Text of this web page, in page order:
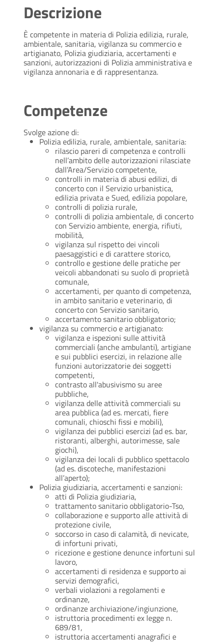
Descrizione
È competente in materia di Polizia edilizia, rurale,
ambientale, sanitaria, vigilanza su commercio e
artigianato, Polizia giudiziaria, accertamenti e
sanzioni, autorizzazioni di Polizia amministrativa e
vigilanza annonaria e di rappresentanza.
Competenze
Svolge azione di:
Polizia edilizia, rurale, ambientale, sanitaria:
rilascio pareri di competenza e controlli
nell’ambito delle autorizzazioni rilasciate
dall’Area/Servizio competente,
controlli in materia di abusi edilizi, di
concerto con il Servizio urbanistica,
edilizia privata e Sued, edilizia popolare,
controlli di polizia rurale,
controlli di polizia ambientale, di concerto
con Servizio ambiente, energia, rifiuti,
mobilità,
vigilanza sul rispetto dei vincoli
paesaggistici e di carattere storico,
controllo e gestione delle pratiche per
veicoli abbandonati su suolo di proprietà
comunale,
accertamenti, per quanto di competenza,
in ambito sanitario e veterinario, di
concerto con Servizio sanitario,
accertamento sanitario obbligatorio;
vigilanza su commercio e artigianato:
vigilanza e ispezioni sulle attività
commerciali (anche ambulanti), artigiane
e sui pubblici esercizi, in relazione alle
funzioni autorizzatorie dei soggetti
competenti,
contrasto all'abusivismo su aree
pubbliche,
vigilanza delle attività commerciali su
area pubblica (ad es. mercati, fiere
comunali, chioschi fissi e mobili),
vigilanza dei pubblici esercizi (ad es. bar,
ristoranti, alberghi, autorimesse, sale
giochi),
vigilanza dei locali di pubblico spettacolo
(ad es. discoteche, manifestazioni
all’aperto);
Polizia giudiziaria, accertamenti e sanzioni:
atti di Polizia giudiziaria,
trattamento sanitario obbligatorio-Tso,
collaborazione e supporto alle attività di
protezione civile,
soccorso in caso di calamità, di nevicate,
di infortuni privati,
ricezione e gestione denunce infortuni sul
lavoro,
accertamenti di residenza e supporto ai
servizi demografici,
verbali violazioni a regolamenti e
ordinanze,
ordinanze archiviazione/ingiunzione,
istruttoria procedimenti ex legge n.
689/81,
istruttoria accertamenti anagrafici e